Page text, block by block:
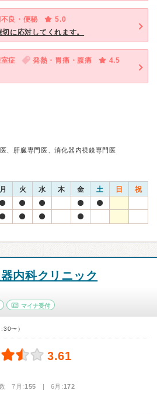
良・便秘
5.0
に応対してくれます。
症 発熱・胃痛・腹痛
4.5
、肝臓専門医、消化器内視鏡専門医
月 火 水 木 金 土 日 祝
内科クリニック
マイナ受付
〜）
3.61
7月:155 | 6月:172